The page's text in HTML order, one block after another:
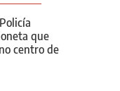
que
centro de